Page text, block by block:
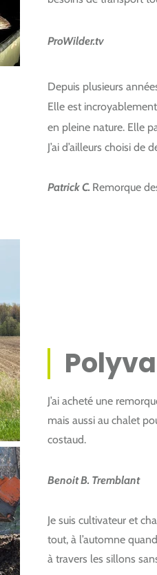
ProWilder.tv
Depuis plusieurs
Elle est
en pleine nature. Elle
J’ai d’ailleurs choisi
Patrick C. Remorque
J’ai acheté une
mais aussi au chalet
costaud.
Benoit B. Tremblant
Je suis cultivateur et
tout, à l’automne
à travers les sillons